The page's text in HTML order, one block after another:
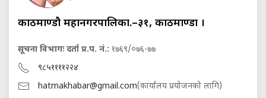
काठमाण्डौ महानगरपालिका.–३१, काठमाण्डौं ।
सूचना विभागः दर्ता प्र.प. नं.: १७६९/०७६-७७
९८५११११२२४
hatmakhabar@gmail.com(कार्यालय प्रयोजनको लागि)